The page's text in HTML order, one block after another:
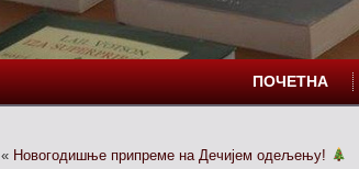
ПОЧЕТНА
« Новогодишње припреме на Дечијем одељењу!